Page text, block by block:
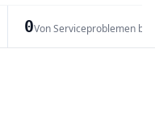
0Von Serviceproblemen